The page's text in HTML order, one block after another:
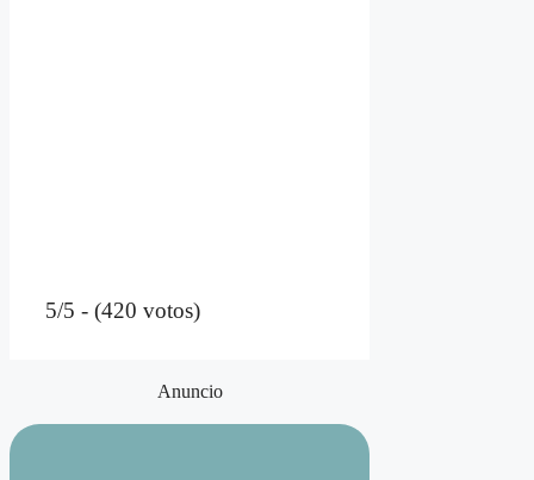
5/5 - (420 votos)
Anuncio